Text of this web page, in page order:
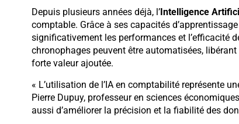
Depuis plusieurs années déjà, l’Intelligence
comptable. Grâce à ses capacités
significativement les performances et l’efficacité
chronophages peuvent être automatisées,
forte valeur ajoutée.
« L’utilisation de l’IA en comptabilité représente
Pierre Dupuy, professeur en sciences
aussi d’améliorer la précision et la fiabilité des